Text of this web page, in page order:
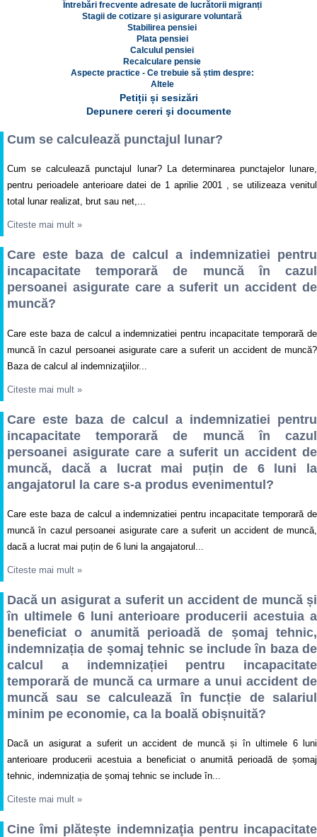
Întrebări frecvente adresate de lucrătorii migranți
Stagii de cotizare și asigurare voluntară
Stabilirea pensiei
Plata pensiei
Calculul pensiei
Recalculare pensie
Aspecte practice - Ce trebuie să știm despre:
Altele
Petiții și sesizări
Depunere cereri şi documente
Cum se calculează punctajul lunar?
Cum se calculează punctajul lunar? La determinarea punctajelor lunare,
pentru perioadele anterioare datei de 1 aprilie 2001 , se utilizeaza venitul
total lunar realizat, brut sau net,...
Citeste mai mult »
Care este baza de calcul a indemnizatiei pentru
incapacitate temporară de muncă în cazul
persoanei asigurate care a suferit un accident de
muncă?
Care este baza de calcul a indemnizatiei pentru incapacitate temporară de
muncă în cazul persoanei asigurate care a suferit un accident de muncă?
Baza de calcul al indemnizaţiilor...
Citeste mai mult »
Care este baza de calcul a indemnizatiei pentru
incapacitate temporară de muncă în cazul
persoanei asigurate care a suferit un accident de
muncă, dacă a lucrat mai puțin de 6 luni la
angajatorul la care s-a produs evenimentul?
Care este baza de calcul a indemnizatiei pentru incapacitate temporară de
muncă în cazul persoanei asigurate care a suferit un accident de muncă,
dacă a lucrat mai puțin de 6 luni la angajatorul...
Citeste mai mult »
Dacă un asigurat a suferit un accident de muncă și
în ultimele 6 luni anterioare producerii acestuia a
beneficiat o anumită perioadă de șomaj tehnic,
indemnizația de șomaj tehnic se include în baza de
calcul a indemnizației pentru incapacitate
temporară de muncă ca urmare a unui accident de
muncă sau se calculează în funcție de salariul
minim pe economie, ca la boală obișnuită?
Dacă un asigurat a suferit un accident de muncă și în ultimele 6 luni
anterioare producerii acestuia a beneficiat o anumită perioadă de șomaj
tehnic, indemnizația de șomaj tehnic se include în...
Citeste mai mult »
Cine îmi plătește indemnizaţia pentru incapacitate